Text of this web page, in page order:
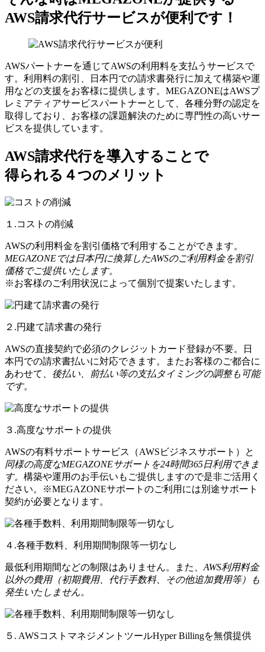
AWS請求代行サービスが便利です！
AWSパートナーを通じてAWSの利用料を支払うサービスで
す。利用料の割引、日本円での請求書発行に加えて構築や運
用などの支援をお客様に提供します。MEGAZONEはAWSプ
レミアティアサービスパートナーとして、各種分野の認定を
取得しており、お客様の課題解決のために専門性の高いサー
ビスを提供しています。
AWS請求代行を導入することで
得られる４つのメリット
１.コストの削減
AWSの利用料金を割引価格で利用することができます。
MEGAZONEでは日本円に換算したAWSのご利用料金を割引
価格でご提供いたします。
※お客様のご利用状況によって個別で提案いたします。
２.円建て請求書の発行
AWSの直接契約で必須のクレジットカード登録が不要。日
本円での請求書払いに対応できます。またお客様のご都合に
あわせて、 後払い、前払い等の支払タイミングの調整も可能
です。
３.高度なサポートの提供
AWSの有料サポートサービス（AWSビジネスサポート）と
同様の高度なMEGAZONEサポートを24時間365日利用できま
す。 構築や運用のお手伝いもご提供しますので是非ご活用く
ださい。※MEGAZONEサポートのご利用には別途サポート
契約が必要となります。
４.各種手数料、利用期間制限等一切なし
最低利用期間などの制限はありません。また、 AWS利用料金
以外の費用（初期費用、代行手数料、その他追加費用等）も
発生いたしません。
５. AWSコストマネジメントツールHyper Billingを無償提供